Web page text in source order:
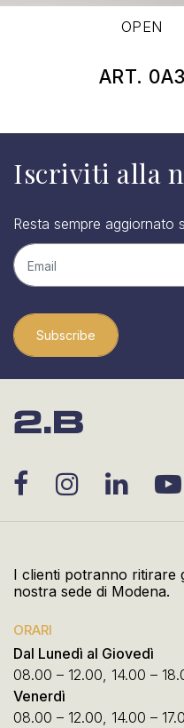
OPEN
ART. 0A3
Iscriviti alla
Resta sempre aggiornato
Subscribe
I clienti potranno ritirare
nostra sede di Modena.
ORARI
Dal Lunedì al Giovedì
08.00 – 12.00, 14.00 –
Venerdì
08.00 – 12.00, 14.00 –